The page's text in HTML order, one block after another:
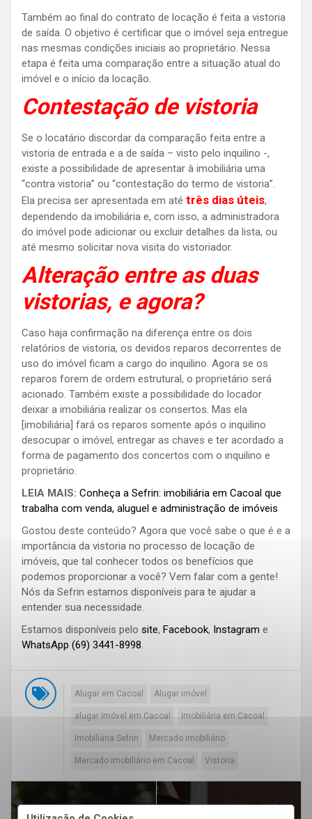
Também ao final do contrato de locação é feita a vistoria
de saída. O objetivo é certificar que o imóvel seja entregue
nas mesmas condições iniciais ao proprietário. Nessa
etapa é feita uma comparação entre a situação atual do
imóvel e o início da locação.
Contestação de vistoria
Se o locatário discordar da comparação feita entre a
vistoria de entrada e a de saída – visto pelo inquilino -,
existe a possibilidade de apresentar à imobiliária uma
“contra vistoria” ou “contestação do termo de vistoria”.
Ela precisa ser apresentada em até três dias úteis,
dependendo da imobiliária e, com isso, a administradora
do imóvel pode adicionar ou excluir detalhes da lista, ou
até mesmo solicitar nova visita do vistoriador.
Alteração entre as duas
vistorias, e agora?
Caso haja confirmação na diferença entre os dois
relatórios de vistoria, os devidos reparos decorrentes de
uso do imóvel ficam a cargo do inquilino. Agora se os
reparos forem de ordem estrutural, o proprietário será
acionado. Também existe a possibilidade do locador
deixar a imobiliária realizar os consertos. Mas ela
[imobiliária] fará os reparos somente após o inquilino
desocupar o imóvel, entregar as chaves e ter acordado a
forma de pagamento dos concertos com o inquilino e
proprietário.
LEIA MAIS: Conheça a Sefrin: imobiliária em Cacoal que
trabalha com venda, aluguel e administração de imóveis
Gostou deste conteúdo? Agora que você sabe o que é e a
importância da vistoria no processo de locação de
imóveis, que tal conhecer todos os benefícios que
podemos proporcionar a você? Vem falar com a gente!
Nós da Sefrin estamos disponíveis para te ajudar a
entender sua necessidade.
Estamos disponíveis pelo site, Facebook, Instagram e
WhatsApp (69) 3441-8998.
Alugar em Cacoal Alugar imóvel
alugar imóvel em Cacoal Imobiliária em Cacoal
Imobiliária Sefrin Mercado imobiliário
Mercado imobiliário em Cacoal Vistoria